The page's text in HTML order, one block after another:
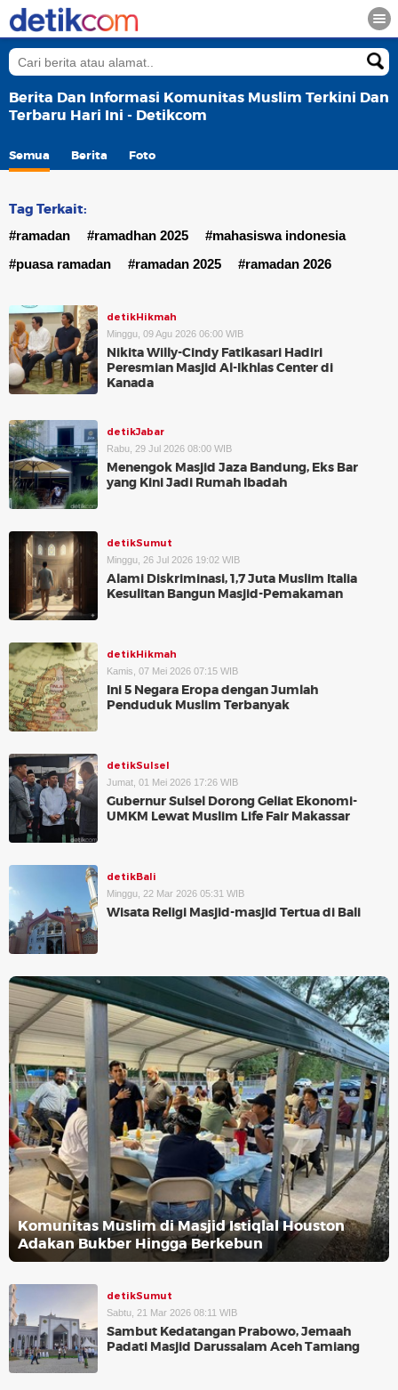
Berita Dan Informasi Komunitas Muslim Terkini Dan
Terbaru Hari Ini - Detikcom
Semua Berita Foto
Tag Terkait:
#ramadan #ramadhan 2025
#mahasiswa indonesia
#puasa ramadan
#ramadan 2025 #ramadan 2026
detikHikmah
Minggu, 09 Agu 2026 06:00 WIB
Nikita Willy-Cindy Fatikasari Hadiri
Peresmian Masjid Al-Ikhlas Center di
Kanada
detikJabar
Rabu, 29 Jul 2026 08:00 WIB
Menengok Masjid Jaza Bandung, Eks Bar
yang Kini Jadi Rumah Ibadah
detikSumut
Minggu, 26 Jul 2026 19:02 WIB
Alami Diskriminasi, 1,7 Juta Muslim Italia
Kesulitan Bangun Masjid-Pemakaman
detikHikmah
Kamis, 07 Mei 2026 07:15 WIB
Ini 5 Negara Eropa dengan Jumlah
Penduduk Muslim Terbanyak
detikSulsel
Jumat, 01 Mei 2026 17:26 WIB
Gubernur Sulsel Dorong Geliat Ekonomi-
UMKM Lewat Muslim Life Fair Makassar
detikBali
Minggu, 22 Mar 2026 05:31 WIB
Wisata Religi Masjid-masjid Tertua di Bali
Komunitas Muslim di Masjid Istiqlal Houston
Adakan Bukber Hingga Berkebun
detikSumut
Sabtu, 21 Mar 2026 08:11 WIB
Sambut Kedatangan Prabowo, Jemaah
Padati Masjid Darussalam Aceh Tamiang